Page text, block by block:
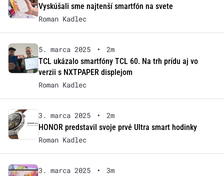
Vyskúšali sme najtenší smartfón na svete
Roman Kadlec
5. marca 2025 •
2m
TCL ukázalo smartfóny TCL 60. Na trh prídu aj vo
verzii s NXTPAPER displejom
Roman Kadlec
3. marca 2025 •
2m
HONOR predstavil svoje prvé Ultra smart hodinky
Roman Kadlec
3. marca 2025 •
3m